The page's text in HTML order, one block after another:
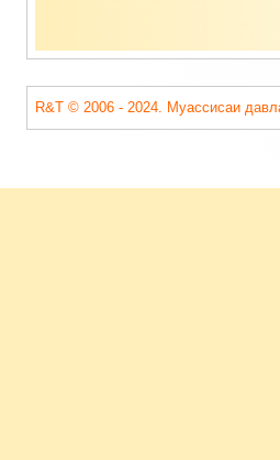
R&T © 2006 - 2024. Муассисаи